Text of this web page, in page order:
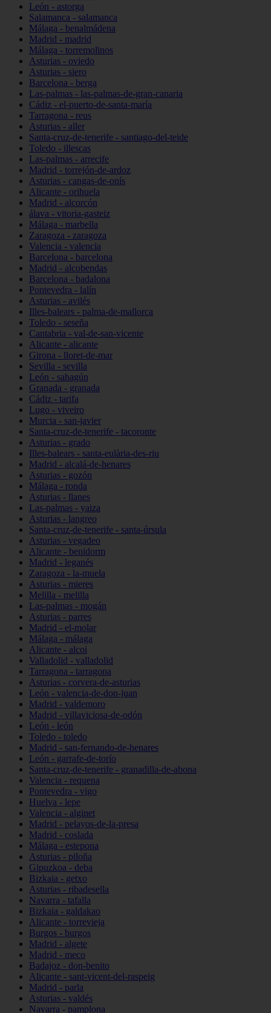
León - astorga
Salamanca - salamanca
Málaga - benalmádena
Madrid - madrid
Málaga - torremolinos
Asturias - oviedo
Asturias - siero
Barcelona - berga
Las-palmas - las-palmas-de-gran-canaria
Cádiz - el-puerto-de-santa-maría
Tarragona - reus
Asturias - aller
Santa-cruz-de-tenerife - santiago-del-teide
Toledo - illescas
Las-palmas - arrecife
Madrid - torrejón-de-ardoz
Asturias - cangas-de-onís
Alicante - orihuela
Madrid - alcorcón
álava - vitoria-gasteiz
Málaga - marbella
Zaragoza - zaragoza
Valencia - valencia
Barcelona - barcelona
Madrid - alcobendas
Barcelona - badalona
Pontevedra - lalín
Asturias - avilés
Illes-balears - palma-de-mallorca
Toledo - seseña
Cantabria - val-de-san-vicente
Alicante - alicante
Girona - lloret-de-mar
Sevilla - sevilla
León - sahagún
Granada - granada
Cádiz - tarifa
Lugo - viveiro
Murcia - san-javier
Santa-cruz-de-tenerife - tacoronte
Asturias - grado
Illes-balears - santa-eulària-des-riu
Madrid - alcalá-de-henares
Asturias - gozón
Málaga - ronda
Asturias - llanes
Las-palmas - yaiza
Asturias - langreo
Santa-cruz-de-tenerife - santa-úrsula
Asturias - vegadeo
Alicante - benidorm
Madrid - leganés
Zaragoza - la-muela
Asturias - mieres
Melilla - melilla
Las-palmas - mogán
Asturias - parres
Madrid - el-molar
Málaga - málaga
Alicante - alcoi
Valladolid - valladolid
Tarragona - tarragona
Asturias - corvera-de-asturias
León - valencia-de-don-juan
Madrid - valdemoro
Madrid - villaviciosa-de-odón
León - león
Toledo - toledo
Madrid - san-fernando-de-henares
León - garrafe-de-torío
Santa-cruz-de-tenerife - granadilla-de-abona
Valencia - requena
Pontevedra - vigo
Huelva - lepe
Valencia - alginet
Madrid - pelayos-de-la-presa
Madrid - coslada
Málaga - estepona
Asturias - piloña
Gipuzkoa - deba
Bizkaia - getxo
Asturias - ribadesella
Navarra - tafalla
Bizkaia - galdakao
Alicante - torrevieja
Burgos - burgos
Madrid - algete
Madrid - meco
Badajoz - don-benito
Alicante - sant-vicent-del-raspeig
Madrid - parla
Asturias - valdés
Navarra - pamplona